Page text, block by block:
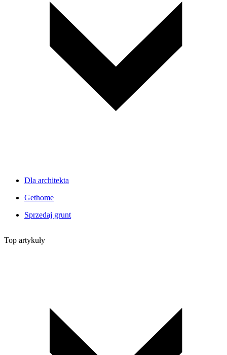
Dla architekta
Gethome
Sprzedaj grunt
Top artykuły